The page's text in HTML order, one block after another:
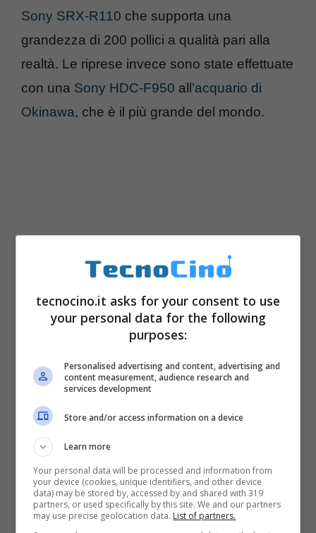
Sony SRX-R110 che supporta una
grandezza di 200 pollici a qualità pari alla
realtà. Le riprese invece sono state effettuate
con una Sony HDC-F950 all’acquario di
Okinawa, che è il più grande del mondo.
tecnocino.it asks for your consent to use
your personal data for the following
purposes:
Personalised advertising and content, advertising and
content measurement, audience research and
services development
Store and/or access information on a device
Learn more
Your personal data will be processed and information from
your device (cookies, unique identifiers, and other device
data) may be stored by, accessed by and shared with 319
partners, or used specifically by this site. We and our partners
may use precise geolocation data. List of partners.